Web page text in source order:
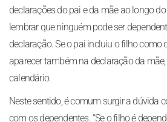
declarações do pai e da mãe ao longo
lembrar que ninguém pode ser
declaração. Se o pai incluiu o filho como
aparecer também na declaração da
calendário.
Neste sentido, é comum surgir a dúvida
com os dependentes. “Se o filho é